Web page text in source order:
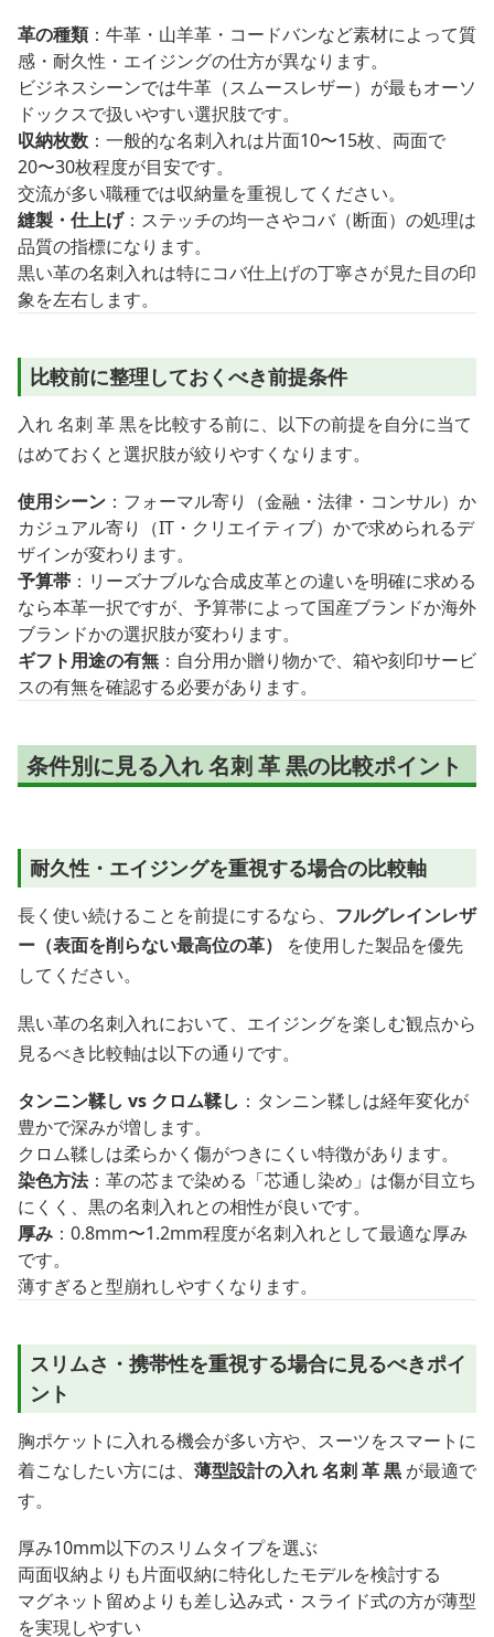
革の種類：牛革・山羊革・コードバンなど素材によって質
感・耐久性・エイジングの仕方が異なります。
ビジネスシーンでは牛革（スムースレザー）が最もオーソ
ドックスで扱いやすい選択肢です。
収納枚数 ：一般的な名刺入れは片面10〜15枚、両面で
20〜30枚程度が目安です。
交流が多い職種では収納量を重視してください。
縫製・仕上げ：ステッチの均一さやコバ（断面）の処理は
品質の指標になります。
黒い革の名刺入れは特にコバ仕上げの丁寧さが見た目の印
象を左右します。
比較前に整理しておくべき前提条件
入れ 名刺 革 黒を比較する前に、以下の前提を自分に当て
はめておくと選択肢が絞りやすくなります。
使用シーン ：フォーマル寄り（金融・法律・コンサル）か
カジュアル寄り（IT・クリエイティブ）かで求められるデ
ザインが変わります。
予算帯 ：リーズナブルな合成皮革との違いを明確に求める
なら本革一択ですが、予算帯によって国産ブランドか海外
ブランドかの選択肢が変わります。
ギフト用途の有無 ：自分用か贈り物かで、箱や刻印サービ
スの有無を確認する必要があります。
条件別に見る入れ 名刺 革 黒の比較ポイント
耐久性・エイジングを重視する場合の比較軸
長く使い続けることを前提にするなら、 フルグレインレザ
ー（表面を削らない最高位の革）
を使用した製品を優先
してください。
黒い革の名刺入れにおいて、エイジングを楽しむ観点から
見るべき比較軸は以下の通りです。
タンニン鞣し vs クロム鞣し ：タンニン鞣しは経年変化が
豊かで深みが増します。
クロム鞣しは柔らかく傷がつきにくい特徴があります。
染色方法：革の芯まで染める「芯通し染め」は傷が目立ち
にくく、黒の名刺入れとの相性が良いです。
厚み ：0.8mm〜1.2mm程度が名刺入れとして最適な厚み
です。
薄すぎると型崩れしやすくなります。
スリムさ・携帯性を重視する場合に見るべきポイ
ント
胸ポケットに入れる機会が多い方や、スーツをスマートに
着こなしたい方には、 薄型設計の入れ 名刺 革 黒 が最適で
す。
厚み10mm以下のスリムタイプを選ぶ
両面収納よりも片面収納に特化したモデルを検討する
マグネット留めよりも差し込み式・スライド式の方が薄型
を実現しやすい